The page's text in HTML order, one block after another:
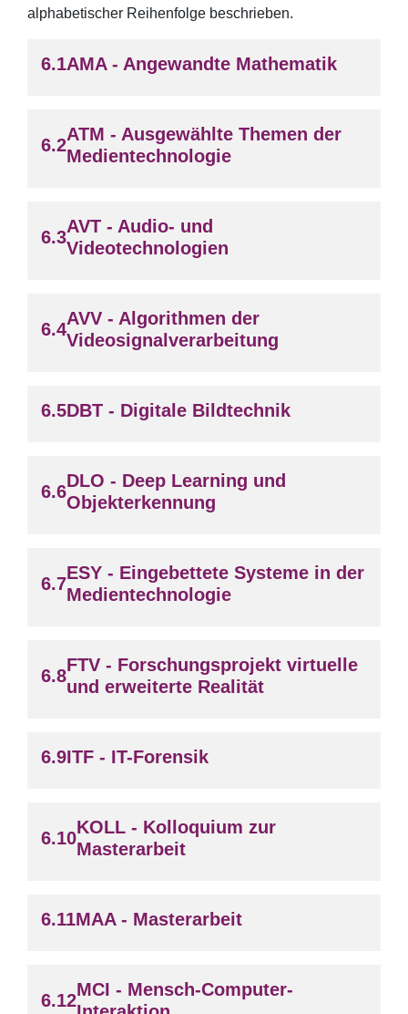
alphabetischer Reihenfolge beschrieben.
AMA - Angewandte Mathematik
ATM - Ausgewählte Themen der
Medientechnologie
AVT - Audio- und
Videotechnologien
AVV - Algorithmen der
Videosignalverarbeitung
DBT - Digitale Bildtechnik
DLO - Deep Learning und
Objekterkennung
ESY - Eingebettete Systeme in der
Medientechnologie
FTV - Forschungsprojekt virtuelle
und erweiterte Realität
ITF - IT-Forensik
KOLL - Kolloquium zur
Masterarbeit
MAA - Masterarbeit
MCI - Mensch-Computer-